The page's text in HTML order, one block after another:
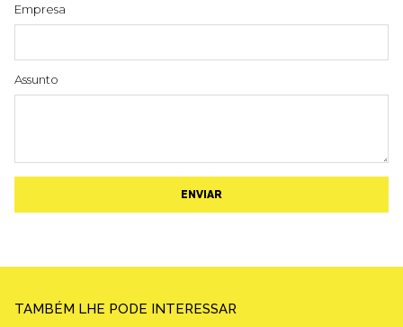
Empresa
Assunto
ENVIAR
TAMBÉM LHE PODE INTERESSAR